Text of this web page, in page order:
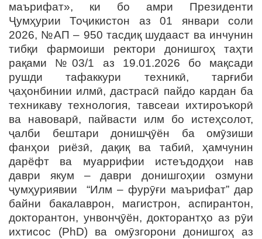
маърифат», ки бо амри Президенти
Ҷумҳурии Тоҷикистон аз 01 январи соли
2026, №АП – 950 тасдиқ шудааст ва инчунин
тибқи фармоиши ректори донишгоҳ таҳти
рақами №03/1 аз 19.01.2026 бо мақсади
рушди тафаккури техникӣ, тарғиби
ҷаҳонбинии илмӣ, дастрасӣ пайдо кардан ба
техникаву технология, тавсеаи ихтироъкорӣ
ва навоварӣ, пайвасти илм бо истеҳсолот,
ҷалби бештари донишҷӯён ба омӯзиши
фанҳои риёзӣ, дақиқ ва табиӣ, ҳамчунин
дарёфт ва муаррифии истеъдодҳои нав
даври якум – даври донишгоҳии озмуни
ҷумҳуриявии “Илм – фурӯғи маърифат” дар
байни бакалаврон, магистрон, аспирантон,
докторантон, унвонҷӯён, докторантҳо аз рӯи
ихтисос (PhD) ва омӯзгорони донишгоҳ аз